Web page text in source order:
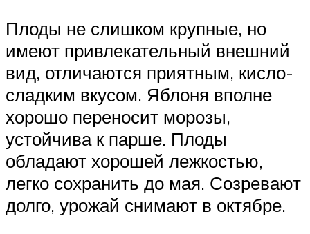
Плоды не слишком крупные, но
имеют привлекательный внешний
вид, отличаются приятным, кисло-
сладким вкусом. Яблоня вполне
хорошо переносит морозы,
устойчива к парше. Плоды
обладают хорошей лежкостью,
легко сохранить до мая. Созревают
долго, урожай снимают в октябре.